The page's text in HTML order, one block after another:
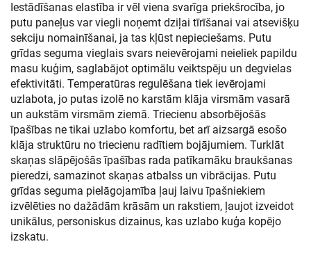
Iestādīšanas elastība ir vēl viena svarīga priekšrocība, jo
putu paneļus var viegli noņemt dziļai tīrīšanai vai atsevišķu
sekciju nomainīšanai, ja tas kļūst nepieciešams. Putu
grīdas seguma vieglais svars neievērojami neieliek papildu
masu kuģim, saglabājot optimālu veiktspēju un degvielas
efektivitāti. Temperatūras regulēšana tiek ievērojami
uzlabota, jo putas izolē no karstām klāja virsmām vasarā
un aukstām virsmām ziemā. Triecienu absorbējošās
īpašības ne tikai uzlabo komfortu, bet arī aizsargā esošo
klāja struktūru no triecienu radītiem bojājumiem. Turklāt
skaņas slāpējošās īpašības rada patīkamāku braukšanas
pieredzi, samazinot skaņas atbalss un vibrācijas. Putu
grīdas seguma pielāgojamība ļauj laivu īpašniekiem
izvēlēties no dažādām krāsām un rakstiem, ļaujot izveidot
unikālus, personiskus dizainus, kas uzlabo kuģa kopējo
izskatu.